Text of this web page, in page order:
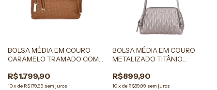
BOLSA MÉDIA EM COURO
CARAMELO TRAMADO COM
R$1.799,90
10x de R$179,99 sem juros
BOLSA MÉDIA EM COURO
METALIZADO TITÂNIO
NÓS
R$899,90
10x de R$89,99 sem juros